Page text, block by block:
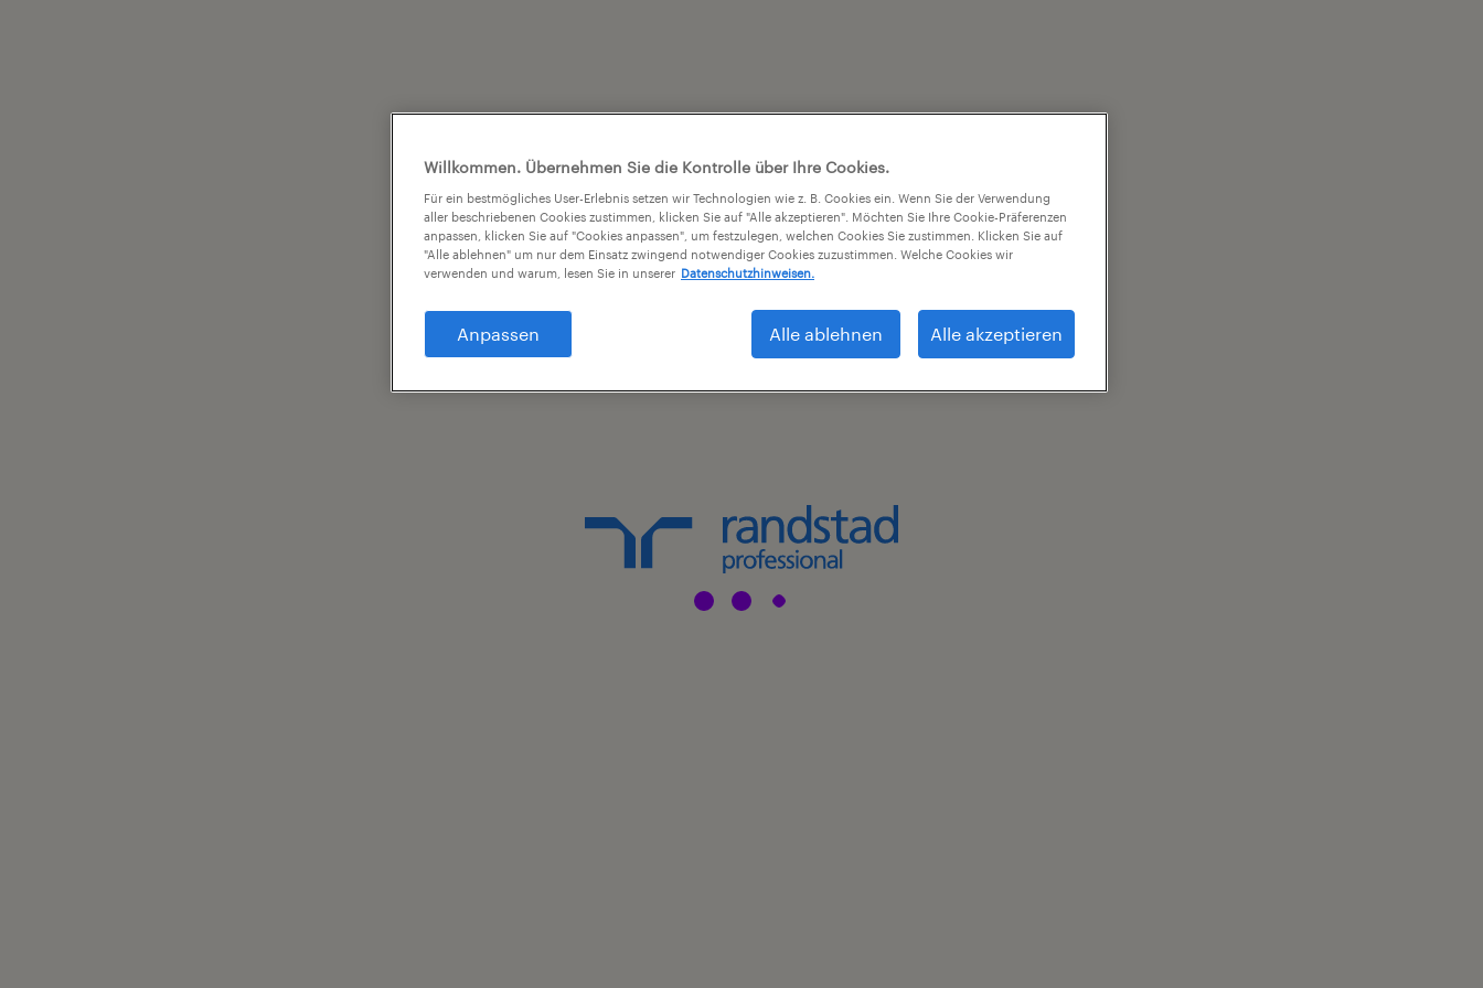
Willkommen. Übernehmen Sie die Kontrolle über Ihre Cookies.
Für ein bestmögliches User-Erlebnis setzen wir Technologien wie z. B. Cookies ein. Wenn Sie der Verwendung
aller beschriebenen Cookies zustimmen, klicken Sie auf "Alle akzeptieren". Möchten Sie Ihre Cookie-Präferenzen
anpassen, klicken Sie auf "Cookies anpassen", um festzulegen, welchen Cookies Sie zustimmen. Klicken Sie auf
"Alle ablehnen" um nur dem Einsatz zwingend notwendiger Cookies zuzustimmen. Welche Cookies wir
verwenden und warum, lesen Sie in unserer Datenschutzhinweisen.
Anpassen Alle ablehnen Alle akzeptieren